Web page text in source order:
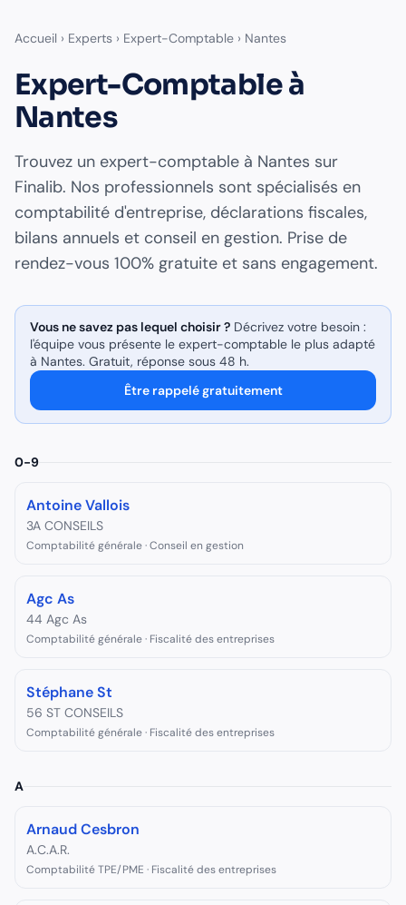
Accueil › Experts › Expert-Comptable › Nantes
Expert-Comptableà
Nantes
Trouvez un expert-comptable à Nantes sur
Finalib. Nos professionnels sont spécialisés en
comptabilité d'entreprise, déclarations fiscales,
bilans annuels et conseil en gestion. Prise de
rendez-vous 100% gratuite et sans engagement.
Vous ne savez pas lequel choisir ? Décrivez votre besoin :
l'équipe vous présente le expert-comptable le plus adapté
à Nantes. Gratuit, réponse sous 48 h.
Être rappelé gratuitement
0-9
Antoine Vallois
3A CONSEILS
Comptabilité générale · Conseil en gestion
Agc As
44 Agc As
Comptabilité générale · Fiscalité des entreprises
Stéphane St
56 ST CONSEILS
Comptabilité générale · Fiscalité des entreprises
A
Arnaud Cesbron
A.C.A.R.
Comptabilité TPE/PME · Fiscalité des entreprises